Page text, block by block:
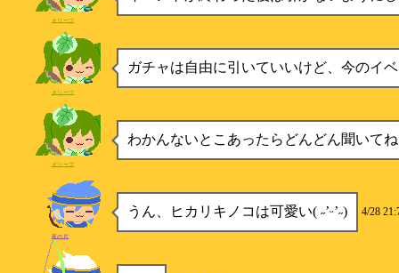
オリーブ
ガチャは自由に引いていいけど、今のイ
オリーブ
わかんないとこあったらどんどん聞いて
オリーブ
うん、ヒカリキノコは可愛い( ˶’ᵕ’˶) 4/28
夜の片